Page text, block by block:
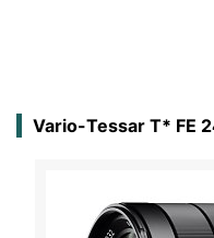
Vario-Tessar T* FE